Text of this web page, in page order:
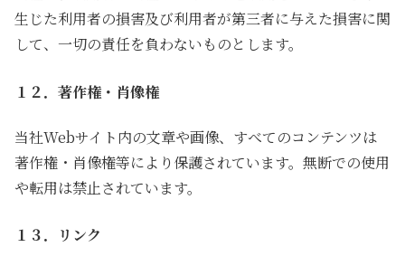
生じた利用者の損害及び利用者が第三者に与えた損害に関
して、一切の責任を負わないものとします。
１２．著作権・肖像権
当社Webサイト内の文章や画像、すべてのコンテンツは
著作権・肖像権等により保護されています。無断での使用
や転用は禁止されています。
１３．リンク